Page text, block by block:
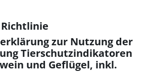
zur Nutzung der
Tierschutzindikatoren
und Geflügel, inkl.